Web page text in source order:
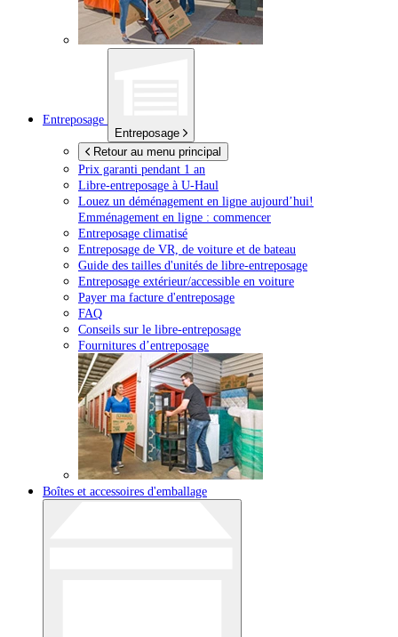
Entreposage
Entreposage
Retour au menu principal
Prix garanti pendant 1 an
Libre-entreposage à U-Haul
Louez un déménagement en ligne aujourd’hui!
Emménagement en ligne : commencer
Entreposage climatisé
Entreposage de VR, de voiture et de bateau
Guide des tailles d'unités de libre-entreposage
Entreposage extérieur/accessible en voiture
Payer ma facture d'entreposage
FAQ
Conseils sur le libre-entreposage
Fournitures d’entreposage
Boîtes et accessoires d'emballage